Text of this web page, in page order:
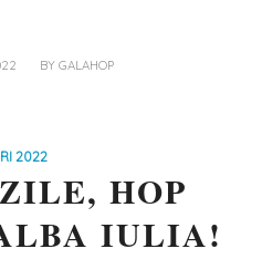
BY GALAHOP
2022
HOP
IULIA!